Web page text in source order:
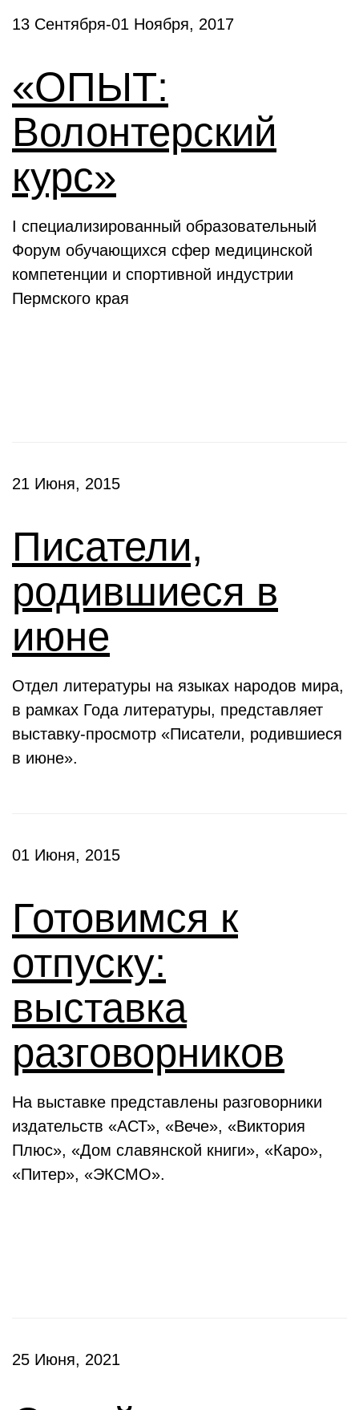
13 Сентября-01 Ноября, 2017
«ОПЫТ:
Волонтерский
курс»
I специализированный образовательный
Форум обучающихся сфер медицинской
компетенции и спортивной индустрии
Пермского края
21 Июня, 2015
Писатели,
родившиеся в
июне
Отдел литературы на языках народов мира,
в рамках Года литературы, представляет
выставку-просмотр «Писатели, родившиеся
в июне».
01 Июня, 2015
Готовимся к
отпуску:
выставка
разговорников
На выставке представлены разговорники
издательств «АСТ», «Вече», «Виктория
Плюс», «Дом славянской книги», «Каро»,
«Питер», «ЭКСМО».
25 Июня, 2021